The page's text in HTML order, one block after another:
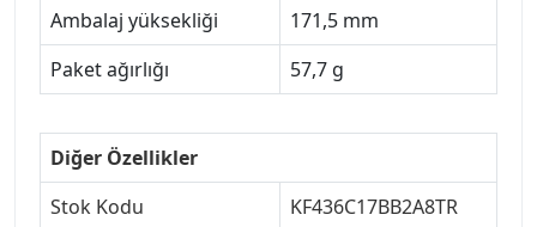
Ambalaj yüksekliği
171,5 mm
Paket ağırlığı
57,7 g
Diğer Özellikler
Stok Kodu
KF436C17BB2A8TR